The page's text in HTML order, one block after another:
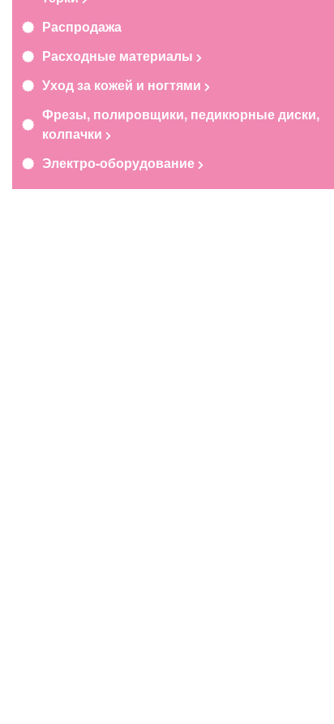
Распродажа
Расходные материалы
Уход за кожей и ногтями
Фрезы, полировщики, педикюрные диски,
колпачки
Электро-оборудование